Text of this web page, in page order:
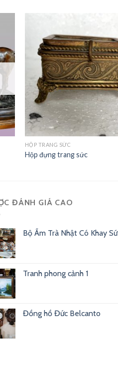
HỘP TRANG SỨC
Hộp đựng trang sức
ĐÁNH GIÁ CAO
Bộ Ấm Trà Nhật Có Khay Sứ
Tranh phong cảnh 1
Đồng hồ Đức Belcanto